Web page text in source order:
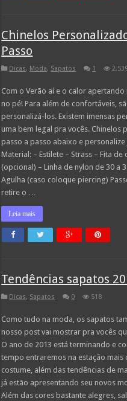
Chinelos
Passo
Dicas, Moda, Sapatos 1
Com o Verão aí e o calor
no pé! Para além de confortáveis,
personalizá-los. Existem imensas
uma bem legal pra vocês. Chinelos
passo a passo abaixo e
Material: – Estilete – Strass – Fita
(opcional) – Linha de nylon de 30 a
Agulha (caso coloque piercing)
retire o …
Leia mais
Tendências sapatos
Dicas, Sapatos 0 518
Como tudo na moda, os sapatos
nosso post vai mostrar pra vocês
O ano de 2013 está terminando e
tempo entraremos na estação mais
costume, além das tendências de
já estão apresentando seu novos
Além das cores bastante alegres,